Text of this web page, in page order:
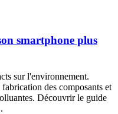
smartphone plus
sur l'environnement.
des composants et
Découvrir le guide